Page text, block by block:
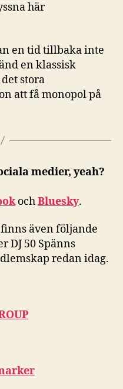
här
en tid tillbaka inte
en klassisk
stora
att få monopol på
medier, yeah?
ochBluesky.
även följande
DJ 50 Spänns
redan idag.